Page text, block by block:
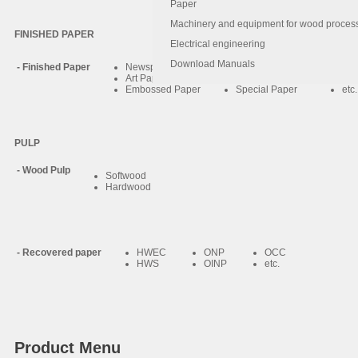
Paper
Machinery and equipment for wood
Electrical engineering
Download Manuals
FINISHED PAPER
- Finished Paper
Newsprint
Art Paper
Embossed Paper
Woodfree Paper
Special Paper
PULP
- Wood Pulp
Softwood
Hardwood
- Recovered paper
HWEC
HWS
ONP
OINP
OCC
etc.
Product Menu